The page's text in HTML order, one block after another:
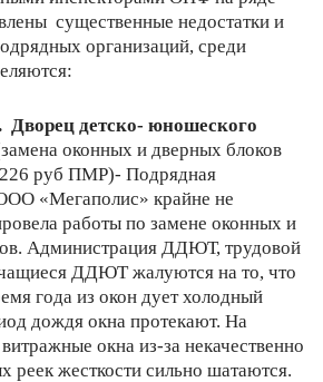
существенные недостатки и
организаций, среди
Дворец детско- юношеского
оконных и дверных блоков
руб ПМР)- Подрядная
«Мегаполис» крайне не
работы по замене оконных и
Администрация ДДЮТ, трудовой
ДДЮТ жалуются на то, что
года из окон дует холодный
дождя окна протекают. На
окна из-за некачественно
реек жесткости сильно шатаются.